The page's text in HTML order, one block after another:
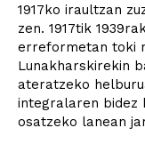
1917ko iraultzan
zen. 1917tik
erreformetan toki
Lunakharskirekin
ateratzeko
integralaren bidez
osatzeko lanean